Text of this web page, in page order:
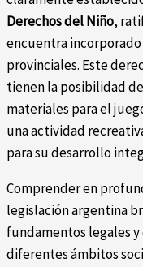
Derechos del Niño,
encuentra incorporado
provinciales. Este
tienen la posibilidad
materiales para el
una actividad
para su desarrollo
Comprender en
legislación argentina
fundamentos legales
diferentes ámbitos